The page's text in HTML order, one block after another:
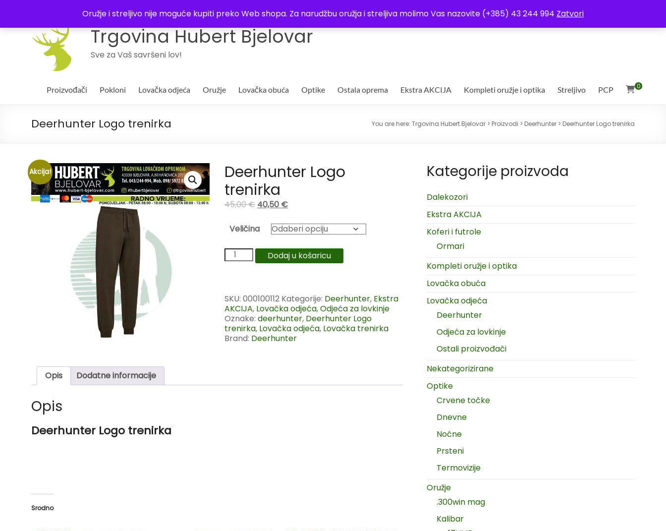
Oružje i streljivo nije moguće kupiti preko Web shopa. Za narudžbu oružja i streljiva molimo Vas nazovite (+385) 43 244 994 Zatvori
Uvjeti poslovanja
Trgovina Hubert Bjelovar
Sve za Vaš savršeni lov!
0
Proizvođači Pokloni Lovačka odjeća Oružje Lovačka obuća Optike Ostala oprema Ekstra AKCIJA Kompleti oružje i optika Streljivo PCP
Deerhunter Logo trenirka You are here: Trgovina Hubert Bjelovar > Proizvodi > Deerhunter > Deerhunter Logo trenirka
Akcija!
Deerhunter Logo
trenirka
45,00€ 40,50 €
Veličina
Dodaj u košaricu
SKU: 000100112 Kategorije: Deerhunter, Ekstra
AKCIJA, Lovačka odjeća,Odjeća za lovkinje
Oznake: deerhunter, Deerhunter Logo
trenirka, Lovačka odjeća, Lovačka trenirka
Brand: Deerhunter
Opis Dodatne informacije
Opis
Deerhunter Logo trenirka
Srodno
Kategorije proizvoda
Dalekozori
Ekstra AKCIJA
Koferi i futrole
Ormari
Kompleti oružje i optika
Lovačka obuća
Lovačka odjeća
Deerhunter
Odjeća za lovkinje
Ostali proizvođači
Nekategorizirane
Optike
Crvene točke
Dnevne
Noćne
Prsteni
Termovizije
Oružje
.300win mag
Kalibar